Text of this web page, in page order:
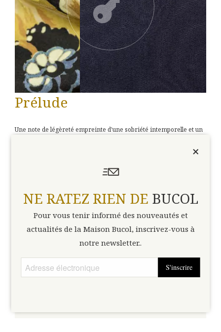
Prélude
Une note de légèreté empreinte d'une sobriété intemporelle et un
dépoussière le regard pour mieux appréhender l'avenir.
Accèder à la collection
vous pouvez le demander ici.
×
NE RATEZ RIEN DE BUCOL
Pour vous tenir informé des nouveautés et
actualités de la Maison Bucol, inscrivez-vous à
notre newsletter..
S'inscrire